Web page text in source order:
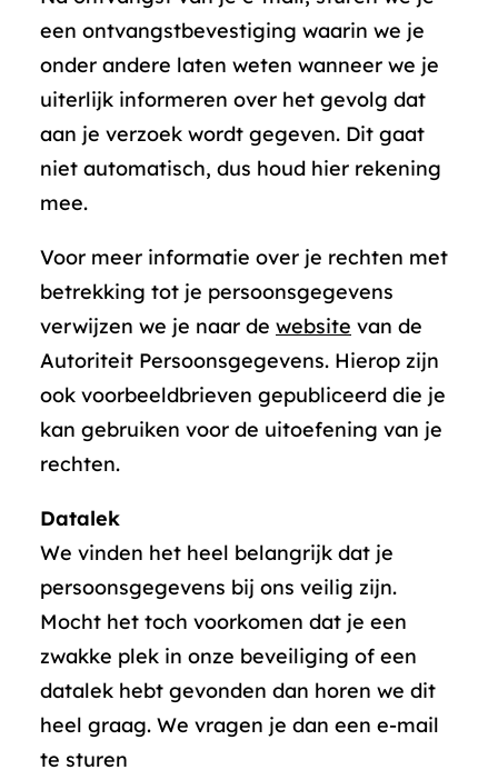
een ontvangstbevestiging waarin we je
onder andere laten weten wanneer we je
uiterlijk informeren over het gevolg dat
aan je verzoek wordt gegeven. Dit gaat
niet automatisch, dus houd hier rekening
mee.
Voor meer informatie over je rechten met
betrekking tot je persoonsgegevens
verwijzen we je naar de website van de
Autoriteit Persoonsgegevens. Hierop zijn
ook voorbeeldbrieven gepubliceerd die je
kan gebruiken voor de uitoefening van je
rechten.
Datalek
We vinden het heel belangrijk dat je
persoonsgegevens bij ons veilig zijn.
Mocht het toch voorkomen dat je een
zwakke plek in onze beveiliging of een
datalek hebt gevonden dan horen we dit
heel graag. We vragen je dan een e-mail
te sturen